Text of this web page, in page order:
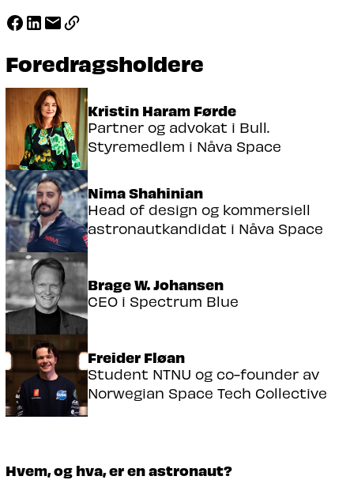
Foredragsholdere
Kristin Haram Førde
Partner og advokat i Bull.
Styremedlem i Nåva Space
Nima Shahinian
Head of design og kommersiell
astronautkandidat i Nåva Space
Brage W. Johansen
CEO i Spectrum Blue
Freider Fløan
Student NTNU og co-founder av
Norwegian Space Tech Collective
Hvem, og hva, er en astronaut?